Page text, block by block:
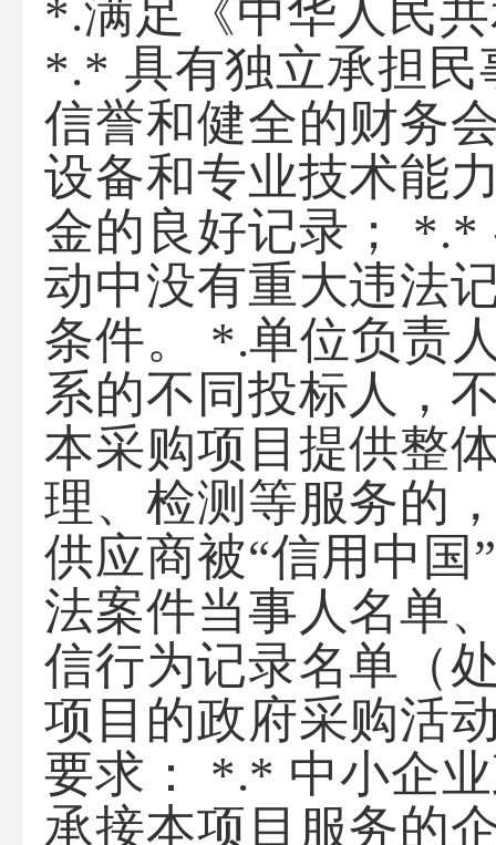
*.满足《中华人民
*.* 具有独立承担
信誉和健全的财务
设备和专业技术能
金的良好记录； *.*
动中没有重大违法
条件。 *.单位负责
系的不同投标人，
本采购项目提供整
理、检测等服务的
供应商被“信用中
法案件当事人名单
信行为记录名单（
项目的政府采购活
要求： *.* 中小企
承接本项目服务的